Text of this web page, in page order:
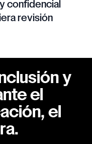
confidencial
revisión
y
el
el